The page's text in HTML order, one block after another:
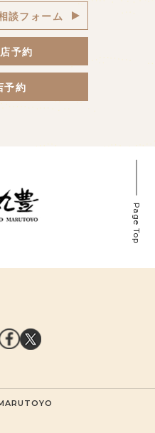
談フォーム
予約
予約
Page Top